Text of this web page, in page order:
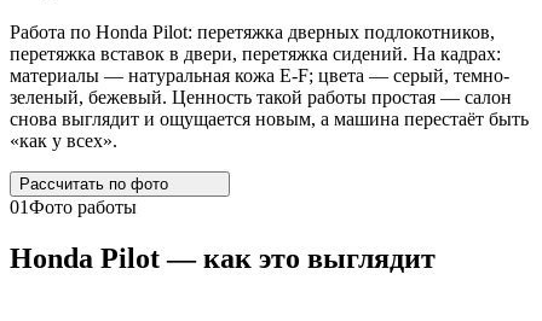
Работа по Honda Pilot: перетяжка дверных подлокотников,
перетяжка вставок в двери, перетяжка сидений. На кадрах:
материалы — натуральная кожа E-F; цвета — серый, темно-
зеленый, бежевый. Ценность такой работы простая — салон
снова выглядит и ощущается новым, а машина перестаёт быть
«как у всех».
Рассчитать по фото
01Фото работы
Honda Pilot— как это выглядит